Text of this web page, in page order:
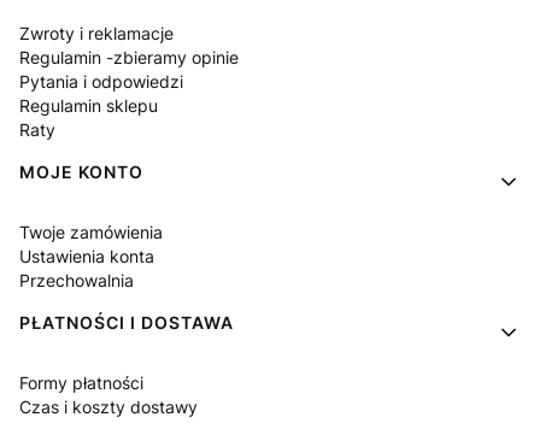
Zwroty i reklamacje
Regulamin -zbieramy opinie
Pytania i odpowiedzi
Regulamin sklepu
Raty
MOJE KONTO
Twoje zamówienia
Ustawienia konta
Przechowalnia
PŁATNOŚCI I DOSTAWA
Formy płatności
Czas i koszty dostawy